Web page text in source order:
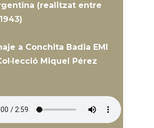
(realitzat entre
a Conchita Badia EMI
Miquel Pérez